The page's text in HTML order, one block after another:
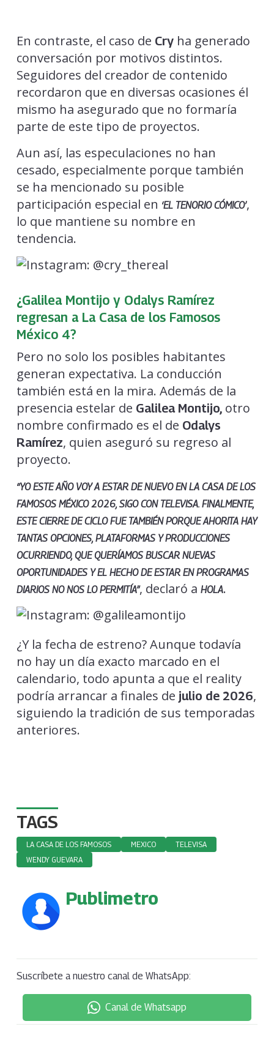
En contraste, el caso de Cry ha generado
conversación por motivos distintos.
Seguidores del creador de contenido
recordaron que en diversas ocasiones él
mismo ha asegurado que no formaría
parte de este tipo de proyectos.
Aun así, las especulaciones no han
cesado, especialmente porque también
se ha mencionado su posible
participación especial en ‘EL TENORIO CÓMICO’,
lo que mantiene su nombre en
tendencia.
¿Galilea Montijo y Odalys Ramírez
regresan a La Casa de los Famosos
México 4?
Pero no solo los posibles habitantes
generan expectativa. La conducción
también está en la mira. Además de la
presencia estelar de Galilea Montijo,otro
nombre confirmado es el de Odalys
Ramírez, quien aseguró su regreso al
proyecto.
“YO ESTE AÑO VOY A ESTAR DE NUEVO EN LA CASA DE LOS
FAMOSOS MÉXICO 2026, SIGO CON TELEVISA. FINALMENTE,
ESTE CIERRE DE CICLO FUE TAMBIÉN PORQUE AHORITA HAY
TANTAS OPCIONES, PLATAFORMAS Y PRODUCCIONES
OCURRIENDO, QUE QUERÍAMOS BUSCAR NUEVAS
OPORTUNIDADES Y EL HECHO DE ESTAR EN PROGRAMAS
DIARIOS NO NOS LO PERMITÍA”, declaró a HOLA.
¿Y la fecha de estreno? Aunque todavía
no hay un día exacto marcado en el
calendario, todo apunta a que el reality
podría arrancar a finales de julio de 2026,
siguiendo la tradición de sus temporadas
anteriores.
TAGS
LA CASA DE LOS FAMOSOS MEXICO
TELEVISA
WENDY GUEVARA
Publimetro
Suscríbete a nuestro canal de WhatsApp:
Canal de Whatsapp